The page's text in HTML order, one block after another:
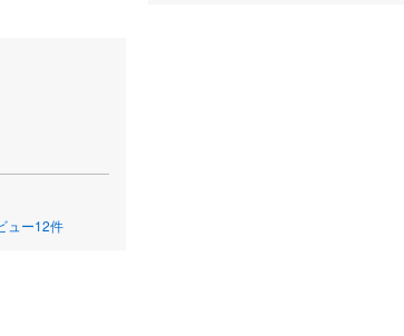
ュー12件